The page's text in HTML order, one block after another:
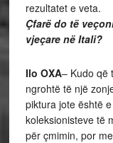
rezultatet e veta.
Çfarë do të
vjeçare në Itali?
Ilo OXA– Kudo që
ngrohtë të një
piktura jote është
koleksionisteve të
për çmimin, por